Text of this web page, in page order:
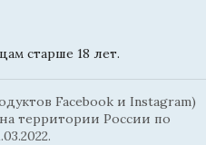
старше 18 лет.
Facebook и Instagram)
территории России по